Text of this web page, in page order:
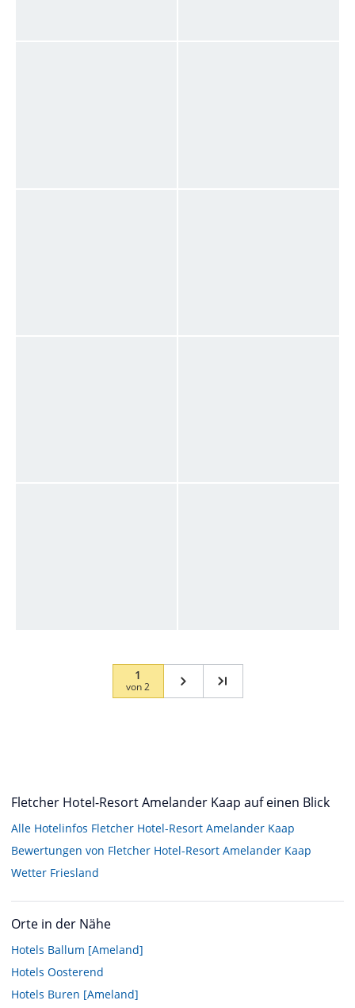
1
von2
Fletcher Hotel-Resort Amelander Kaap auf einen Blick
Alle Hotelinfos Fletcher Hotel-Resort Amelander Kaap
Bewertungen von Fletcher Hotel-Resort Amelander Kaap
Wetter Friesland
Orte in der Nähe
Hotels Ballum [Ameland]
Hotels Oosterend
Hotels Buren [Ameland]